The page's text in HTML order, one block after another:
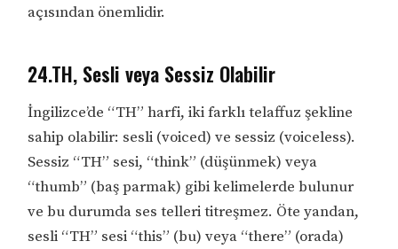
açısından önemlidir.
24.TH, Sesli veya Sessiz Olabilir
İngilizce’de “TH” harfi, iki farklı telaffuz şekline
sahip olabilir: sesli (voiced) ve sessiz (voiceless).
Sessiz “TH” sesi, “think” (düşünmek) veya
“thumb” (baş parmak) gibi kelimelerde bulunur
ve bu durumda ses telleri titreşmez. Öte yandan,
sesli “TH” sesi “this” (bu) veya “there” (orada)